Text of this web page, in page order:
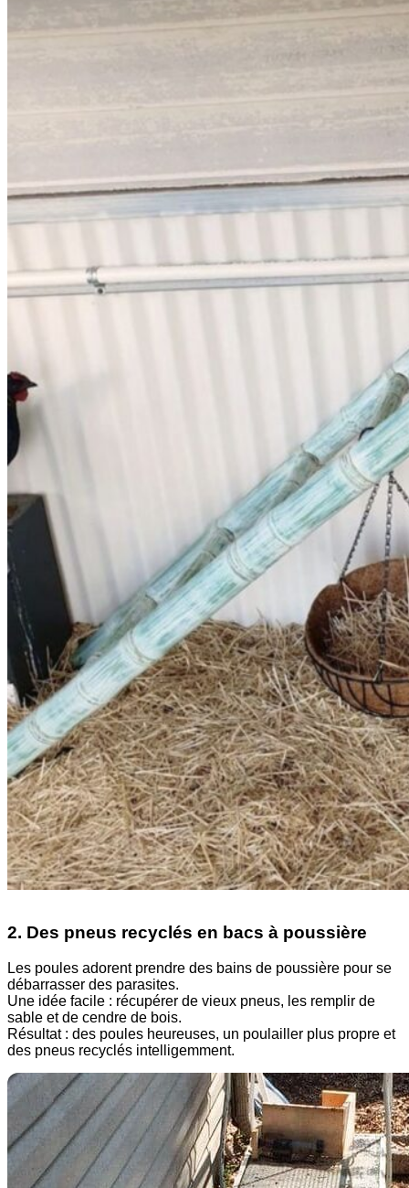
2. Des pneus recyclés en bacs à poussière
Les poules adorent prendre des bains de poussière pour se
débarrasser des parasites.
Une idée facile : récupérer de vieux pneus, les remplir de
sable et de cendre de bois.
Résultat : des poules heureuses, un poulailler plus propre et
des pneus recyclés intelligemment.